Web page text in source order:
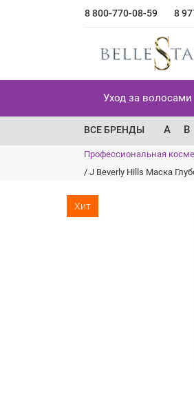
8 800-770-08-59 8
Уход за волосами
ВСЕ БРЕНДЫ A B
Профессиональная
/ J Beverly Hills Маска
Хит